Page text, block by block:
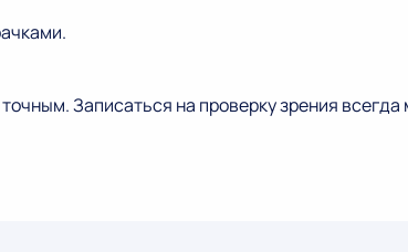
Записаться на проверку зрения